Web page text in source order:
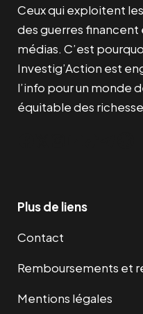
Ceux qui exploitent
des guerres
médias. C’est
Investig’Action est
l’info pour un monde
équitable des
Plus de liens
Contact
Remboursements et
Mentions légales